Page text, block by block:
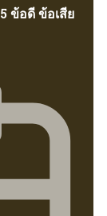
ข้อดี ข้อเสีย